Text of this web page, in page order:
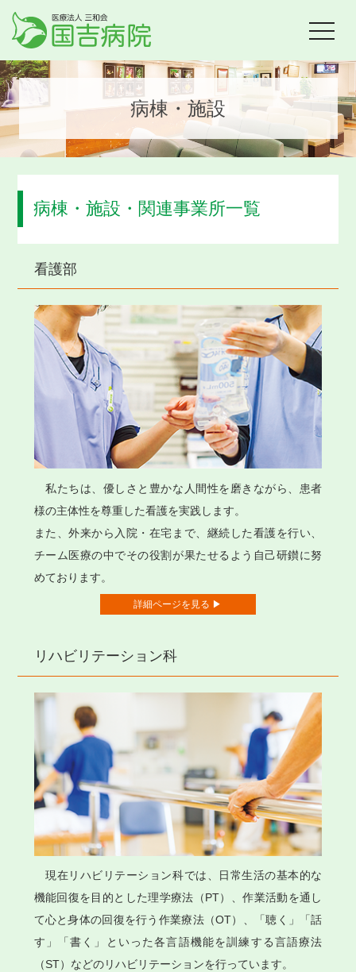
toggle
病棟・施設
病棟・施設・関連事業所一覧
看護部
私たちは、優しさと豊かな人間性を磨きながら、患者
様の主体性を尊重した看護を実践します。
また、外来から入院・在宅まで、継続した看護を行い、
チーム医療の中でその役割が果たせるよう自己研鑚に努
めております。
詳細ページを見る ▶
リハビリテーション科
現在リハビリテーション科では、日常生活の基本的な
機能回復を目的とした理学療法（PT）、作業活動を通し
て心と身体の回復を行う作業療法（OT）、「聴く」「話
す」「書く」といった各言語機能を訓練する言語療法
（ST）などのリハビリテーションを行っています。